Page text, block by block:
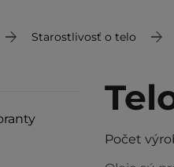
Starostlivosť o telo
Počet